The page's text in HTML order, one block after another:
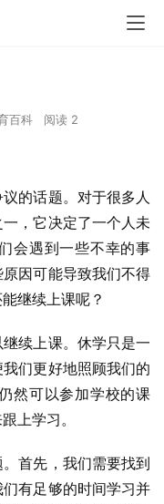
百科 阅读 2
的话题。对于很多人
，它决定了一个人未
会遇到一些不幸的事
因可能导致我们不得
继续上课呢？
续上课。休学只是一
们更好地照顾我们的
然可以参加学校的课
上学习。
首先，我们需要找到
有足够的时间学习并